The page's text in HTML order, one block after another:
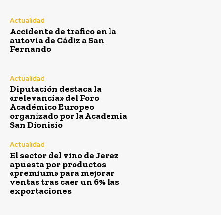
Actualidad
Accidente de trafico en la
autovía de Cádiz a San
Fernando
Actualidad
Diputación destaca la
«relevancia» del Foro
Académico Europeo
organizado por la Academia
San Dionisio
Actualidad
El sector del vino de Jerez
apuesta por productos
«premium» para mejorar
ventas tras caer un 6% las
exportaciones